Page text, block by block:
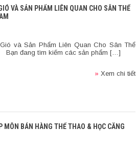
VÀ SẢN PHẨM LIÊN QUAN CHO SÂN THỂ
và Sản Phẩm Liên Quan Cho Sân Thể
Bạn đang tìm kiếm các sản phẩm […]
» Xem chi tiết
BÁN HÀNG THỂ THAO & HỌC CĂNG